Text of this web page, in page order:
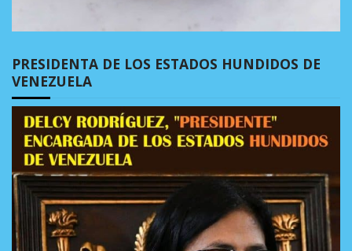
PRESIDENTA DE LOS ESTADOS HUNDIDOS DE
VENEZUELA